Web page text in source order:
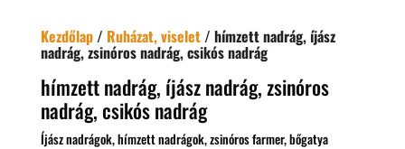
Kezdőlap/ Ruházat, viselet/ hímzett nadrág, íjász
nadrág, zsinóros nadrág, csikós nadrág
hímzett nadrág, íjász nadrág, zsinóros
nadrág, csikós nadrág
Íjász nadrágok, hímzett nadrágok, zsinóros farmer, bőgatya